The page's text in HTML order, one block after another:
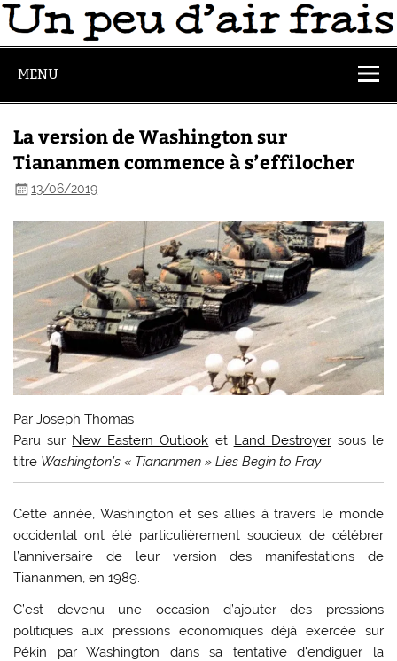
MENU
La version de Washington sur
Tiananmen commence à s’effilocher
13/06/2019
Par Joseph Thomas
Paru sur New Eastern Outlook et Land Destroyersous le
titre Washington’s « Tiananmen » Lies Begin to Fray
Cette année, Washington et ses alliés à travers le monde
occidental ont été particulièrement soucieux de célébrer
l’anniversaire de leur version des manifestations de
Tiananmen, en 1989.
C’est devenu une occasion d’ajouter des pressions
politiques aux pressions économiques déjà exercée sur
Pékin par Washington dans sa tentative d’endiguer la